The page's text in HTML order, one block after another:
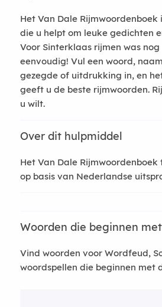
Het Van Dale Rijmwoordenboek
die u helpt om leuke gedichten
Voor Sinterklaas rijmen was nog
eenvoudig! Vul een woord,
gezegde of uitdrukking in, en
geeft u de beste rijmwoorden.
u wilt.
Over dit hulpmiddel
Het Van Dale
op basis van Nederlandse
Woorden die beginnen met
Vind woorden voor Wordfeud,
woordspellen die beginnen met